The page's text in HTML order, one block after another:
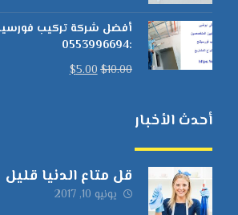
أفضل شركة تركيب
:0553996694
$10.00
$5.00
أحدث الأخبار
قل متاع الدنيا قليل
يونيو 10, 2017